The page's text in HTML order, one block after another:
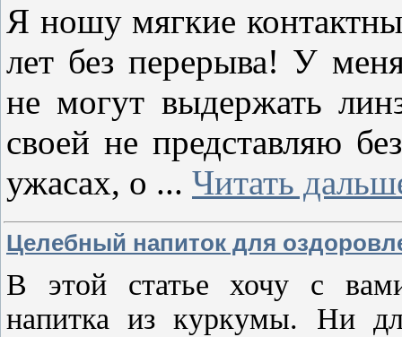
Я ношу мягкие
лет без перерыва! У
не могут выдержать
своей не представляю
ужасах, о ... Читать
Целебный напиток для
В этой статье хочу с
напитка из куркумы. Ни